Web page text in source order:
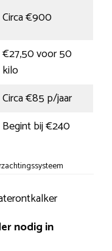
Circa €900
€27,50 voor 50
kilo
Circa €85 p/jaar
Begint bij €240
nodig in